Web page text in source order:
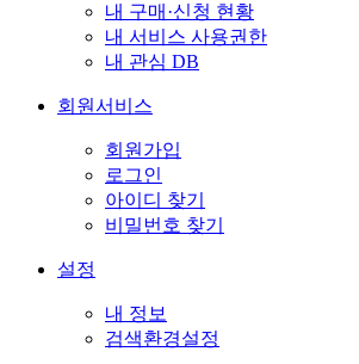
내 구매·신청 현황
내 서비스 사용권한
내 관심 DB
회원서비스
회원가입
로그인
아이디 찾기
비밀번호 찾기
설정
내 정보
검색환경설정